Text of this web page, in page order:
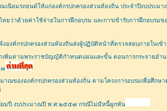
เนียมรถยนต์ให้แก่องค์กรปกครองส่วนท้องถิ่น ประจำปีงบประ
ทยว่าด้วยค่าใช้จ่ายในการฝึกอบรม และการเข้ารับการฝึกอบร
องค์กรปกครองส่วนท้องถิ่นส่งผู้ปฏิบัติหน้าที่ตรวจสอบภายในเข้า
เพิ่มตามพระราชบัญญัติกำหนดแผนและขั้น ตอนการกระจายอำ
๗
มาณขององค์กรปกครองส่วนท้องถิ่น ตามโครงการอบรมเพื่อศึกษ
ลี่ยมปี งบประมาณปี พ.ศ.๒๕๕๗ กรณีไม่มีหนี้ผูกพัน